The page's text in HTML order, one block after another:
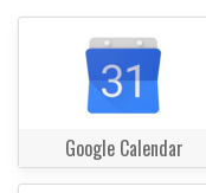
Google Calendar